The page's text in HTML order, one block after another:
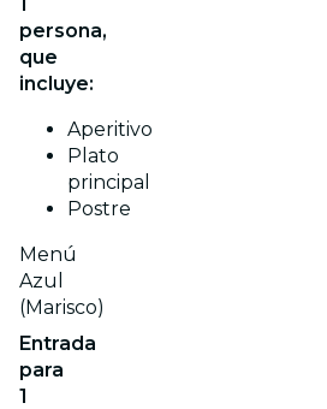
persona,
que
incluye:
Aperitivo
Plato
principal
Postre
Menú
Azul
(Marisco)
Entrada
para
1